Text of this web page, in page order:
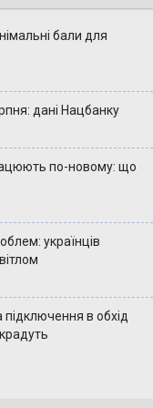
бали для
дані Нацбанку
по-новому: що
українців
підключення в обхід